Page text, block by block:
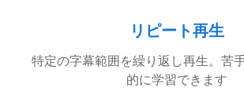
リピート再生
特定の字幕範囲を繰り返し再生。苦
的に学習できます